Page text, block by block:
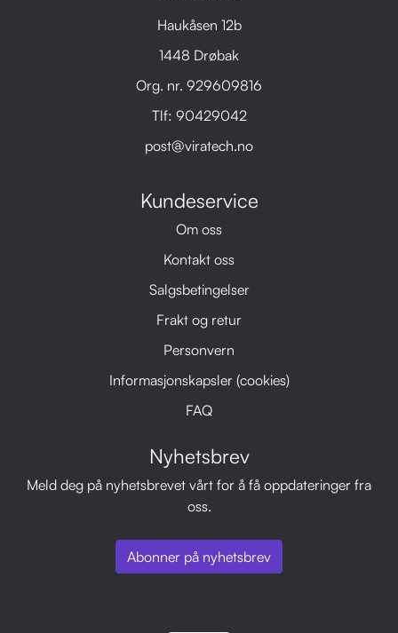
Haukåsen 12b
1448 Drøbak
Org. nr. 929609816
Tlf: 90429042
post@viratech.no
Kundeservice
Om oss
Kontakt oss
Salgsbetingelser
Frakt og retur
Personvern
Informasjonskapsler (cookies)
FAQ
Nyhetsbrev
Meld deg på nyhetsbrevet vårt for å få oppdateringer fra
oss.
Abonner på nyhetsbrev